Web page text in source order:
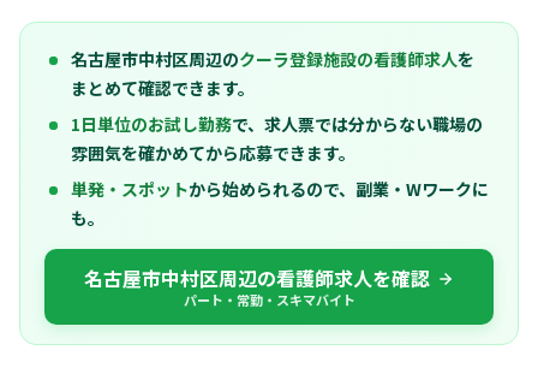
名古屋市中村区周辺のクーラ登録施設の看護師求人を
まとめて確認できます。
1日単位のお試し勤務で、求人票では分からない職場の
雰囲気を確かめてから応募できます。
単発・スポットから始められるので、副業・Wワークに
も。
名古屋市中村区周辺の看護師求人を確認
パート・常勤・スキマバイト